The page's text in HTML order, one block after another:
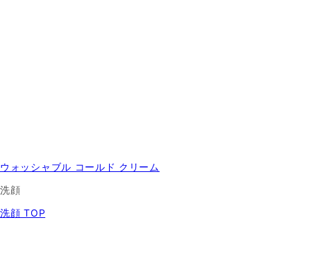
ウォッシャブル コールド クリーム
洗顔
洗顔 TOP